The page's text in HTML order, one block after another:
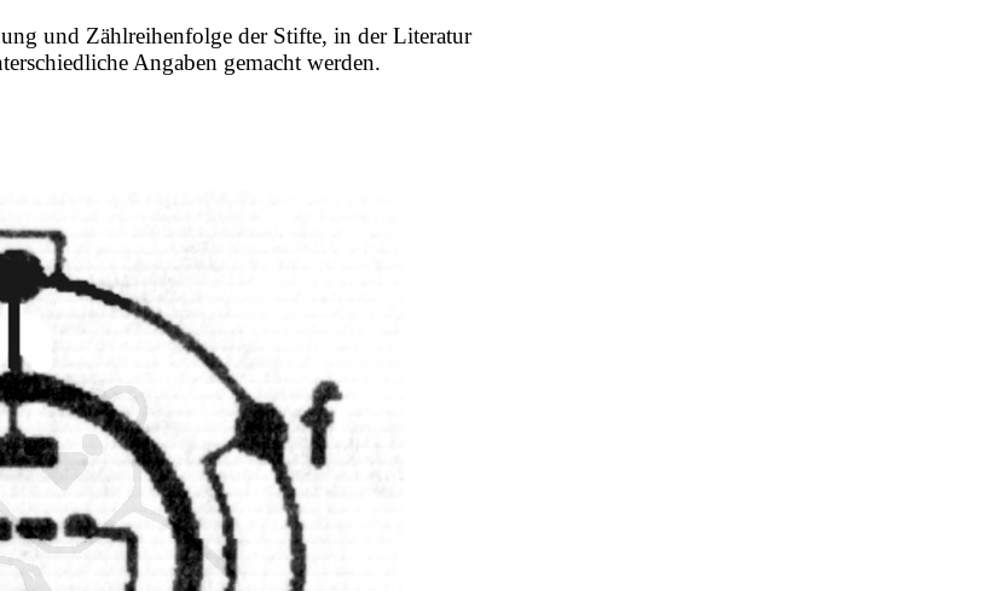
und Zählreihenfolge der Stifte, in der Literatur
Angaben gemacht werden.